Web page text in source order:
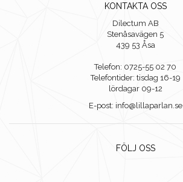
KONTAKTA OSS
Dilectum AB
Stenåsavägen 5
439 53 Åsa
Telefon: 0725-55 02 70
Telefontider: tisdag 16-19
lördagar 09-12
E-post: info@lillaparlan.se
FÖLJ OSS